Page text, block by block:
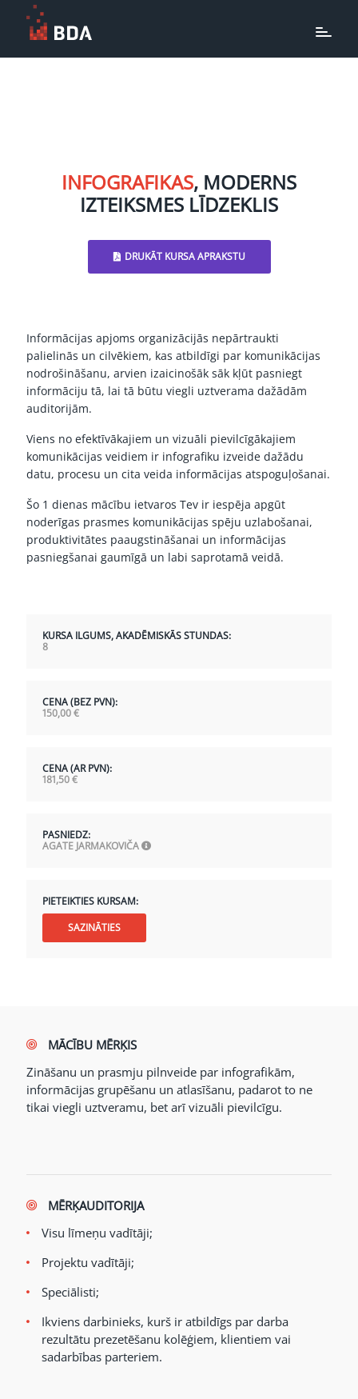
INFOGRAFIKAS, MODERNS
IZTEIKSMES LĪDZEKLIS
DRUKĀT KURSA APRAKSTU
Informācijas apjoms organizācijās nepārtraukti
palielinās un cilvēkiem, kas atbildīgi par komunikācijas
nodrošināšanu, arvien izaicinošāk sāk kļūt pasniegt
informāciju tā, lai tā būtu viegli uztverama dažādām
auditorijām.
Viens no efektīvākajiem un vizuāli pievilcīgākajiem
komunikācijas veidiem ir infografiku izveide dažādu
datu, procesu un cita veida informācijas atspoguļošanai.
Šo 1 dienas mācību ietvaros Tev ir iespēja apgūt
noderīgas prasmes komunikācijas spēju uzlabošanai,
produktivitātes paaugstināšanai un informācijas
pasniegšanai gaumīgā un labi saprotamā veidā.
KURSA ILGUMS, AKADĒMISKĀS STUNDAS:
8
CENA (BEZ PVN):
150,00€
CENA (AR PVN):
181,50€
PASNIEDZ:
AGATE JARMAKOVIČA
PIETEIKTIES KURSAM:
SAZINĀTIES
MĀCĪBU MĒRĶIS
Zināšanu un prasmju pilnveide par infografikām,
informācijas grupēšanu un atlasīšanu, padarot to ne
tikai viegli uztveramu, bet arī vizuāli pievilcīgu.
MĒRĶAUDITORIJA
Visu līmeņu vadītāji;
Projektu vadītāji;
Speciālisti;
Ikviens darbinieks, kurš ir atbildīgs par darba
rezultātu prezetēšanu kolēģiem, klientiem vai
sadarbības parteriem.